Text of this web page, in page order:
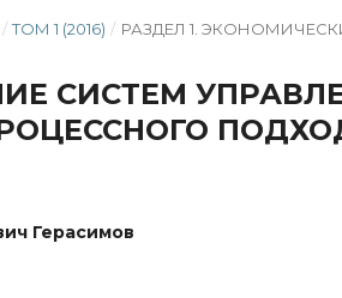
/ ТОМ 1 (2016) / РАЗДЕЛ 1.
СИСТЕМ
Герасимов